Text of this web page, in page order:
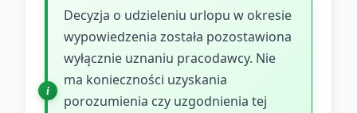
Decyzja o udzieleniu urlopu w okresie
wypowiedzenia została pozostawiona
wyłącznie uznaniu pracodawcy. Nie
ma konieczności uzyskania
porozumienia czy uzgodnienia tej